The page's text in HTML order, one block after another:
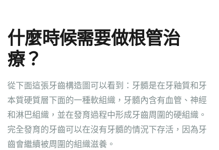
什麼時候需要做根管治
療？
從下面這張牙齒構造圖可以看到：牙髓是在牙釉質和牙
本質硬質層下面的一種軟組織，牙髓內含有血管、神經
和淋巴組織，並在發育過程中形成牙齒周圍的硬組織。
完全發育的牙齒可以在沒有牙髓的情況下存活，因為牙
齒會繼續被周圍的組織滋養。